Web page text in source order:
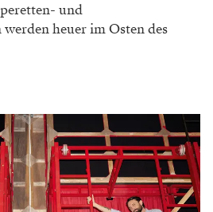
und
heuer im Osten des